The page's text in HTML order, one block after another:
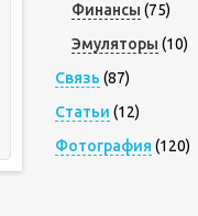
Финансы (75)
Эмуляторы (10)
Связь (87)
Статьи (12)
Фотография (120)